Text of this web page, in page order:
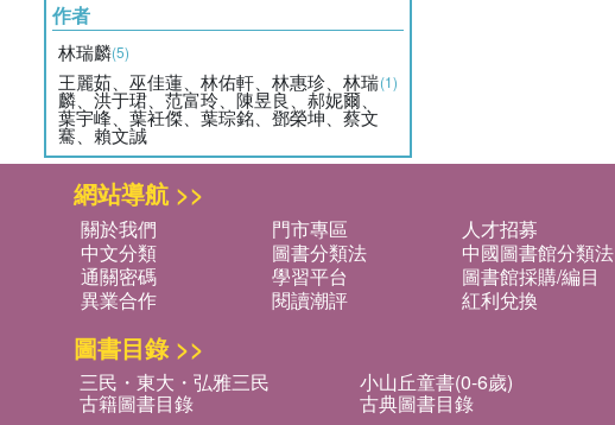
作者
林瑞麟(5)
王麗茹、巫佳蓮、林佑軒、林惠珍、林瑞
麟、洪于珺、范富玲、陳昱良、郝妮爾、
葉宇峰、葉衽傑、葉琮銘、鄧榮坤、蔡文
騫、賴文誠
(1)
網站導航 >>
關於我們 門市專區 人才招募
中文分類
圖書分類法 中國圖書館分類法
通關密碼
學習平台 圖書館採購/編目
異業合作
閱讀潮評 紅利兌換
圖書目錄 >>
三民・東大・弘雅三民 小山丘童書(0-6歲)
古籍圖書目錄 古典圖書目錄